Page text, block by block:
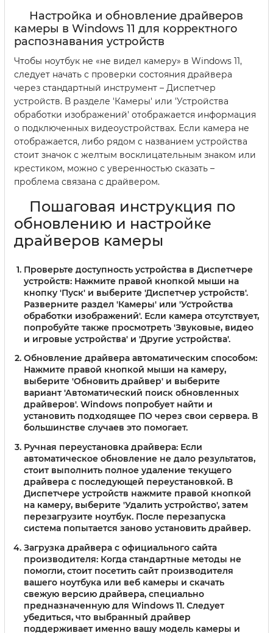
Настройка и обновление драйверов
камеры в Windows 11 для корректного
распознавания устройств
Чтобы ноутбук не «не видел камеру» в Windows 11,
следует начать с проверки состояния драйвера
через стандартный инструмент – Диспетчер
устройств. В разделе 'Камеры' или 'Устройства
обработки изображений' отображается информация
о подключенных видеоустройствах. Если камера не
отображается, либо рядом с названием устройства
стоит значок с желтым восклицательным знаком или
крестиком, можно с уверенностью сказать –
проблема связана с драйвером.
Пошаговая инструкция по
обновлению и настройке
драйверов камеры
Проверьте доступность устройства в Диспетчере
устройств: Нажмите правой кнопкой мыши на
кнопку 'Пуск' и выберите 'Диспетчер устройств'.
Разверните раздел 'Камеры' или 'Устройства
обработки изображений'. Если камера отсутствует,
попробуйте также просмотреть 'Звуковые, видео
и игровые устройства' и 'Другие устройства'.
Обновление драйвера автоматическим способом:
Нажмите правой кнопкой мыши на камеру,
выберите 'Обновить драйвер' и выберите
вариант 'Автоматический поиск обновленных
драйверов'. Windows попробует найти и
установить подходящее ПО через свои сервера. В
большинстве случаев это помогает.
Ручная переустановка драйвера: Если
автоматическое обновление не дало результатов,
стоит выполнить полное удаление текущего
драйвера с последующей переустановкой. В
Диспетчере устройств нажмите правой кнопкой
на камеру, выберите 'Удалить устройство', затем
перезагрузите ноутбук. После перезапуска
система попытается заново установить драйвер.
Загрузка драйвера с официального сайта
производителя: Когда стандартные методы не
помогли, стоит посетить сайт производителя
вашего ноутбука или веб камеры и скачать
свежую версию драйвера, специально
предназначенную для Windows 11. Следует
убедиться, что выбранный драйвер
поддерживает именно вашу модель камеры и